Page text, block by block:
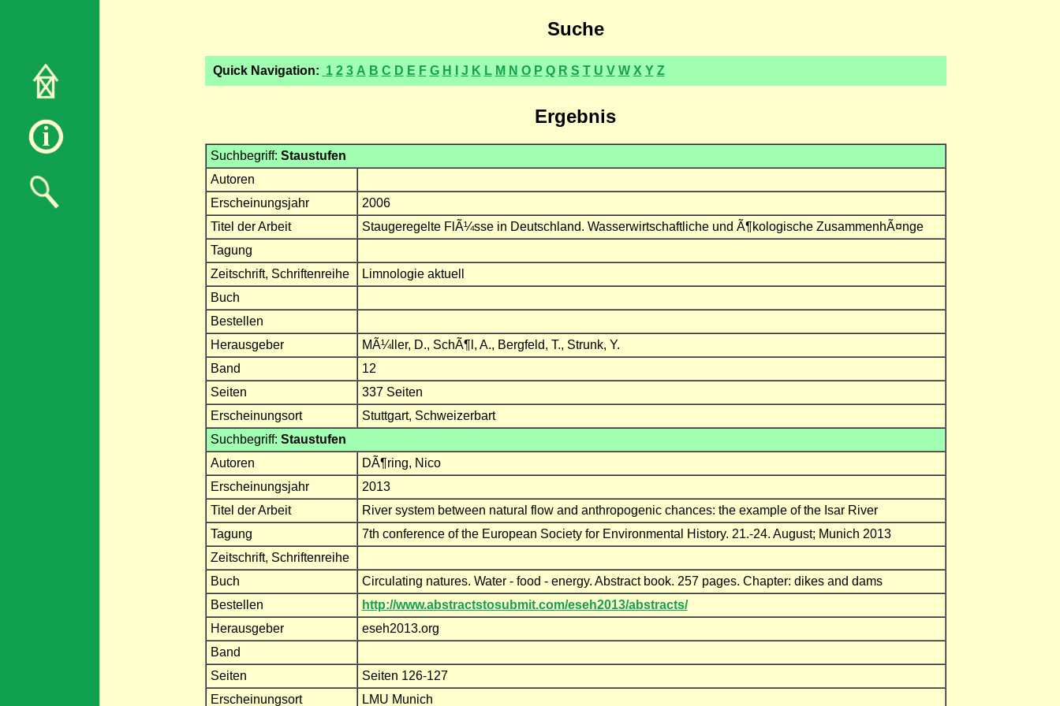
Suche
Quick Navigation: 1 2 3 A B C D E F G H J K L M N O P Q R S T U V W X Y Z
Ergebnis
Suchbegriff: Staustufen
Autoren
Erscheinungsjahr
2006
Titel der Arbeit
Staugeregelte FlÃ¼sse in Deutschland. Wasserwirtschaftliche und Ã¶kologische ZusammenhÃ¤nge
Tagung
Zeitschrift, Schriftenreihe
Limnologie aktuell
Buch
Bestellen
Herausgeber
MÃ¼ller, D., SchÃ¶l, A., Bergfeld, T., Strunk, Y.
Band
12
Seiten
337 Seiten
Erscheinungsort
Stuttgart, Schweizerbart
Suchbegriff: Staustufen
Autoren
DÃ¶ring, Nico
Erscheinungsjahr
2013
Titel der Arbeit
River system between natural flow and anthropogenic chances: the example of the Isar River
Tagung
7th conference of the European Society for Environmental History. 21.-24. August; Munich 2013
Zeitschrift, Schriftenreihe
Buch
Circulating natures. Water - food - energy. Abstract book. 257 pages. Chapter: dikes and dams
Bestellen
http://www.abstractstosubmit.com/eseh2013/abstracts/
Herausgeber
eseh2013.org
Band
Seiten
Seiten 126-127
Erscheinungsort
LMU Munich